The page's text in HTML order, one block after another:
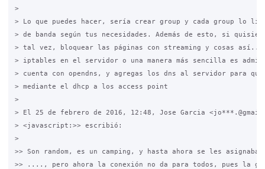
>
> Lo que puedes hacer, sería crear group y cada group lo
> de banda según tus necesidades. Además de esto, si
> tal vez, bloquear las páginas con streaming y cosas
> iptables en el servidor o una manera más sencilla es
> cuenta con opendns, y agregas los dns al servidor para
> mediante el dhcp a los access point
>
> El 25 de febrero de 2016, 12:48, Jose Garcia
> <javascript:>> escribió:
>
>> Son random, es un camping, y hasta ahora se les
>> ...., pero ahora la conexión no da para todos, pues la